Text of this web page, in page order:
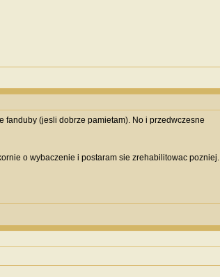
fanduby (jesli dobrze pamietam). No i przedwczesne
o wybaczenie i postaram sie zrehabilitowac pozniej.